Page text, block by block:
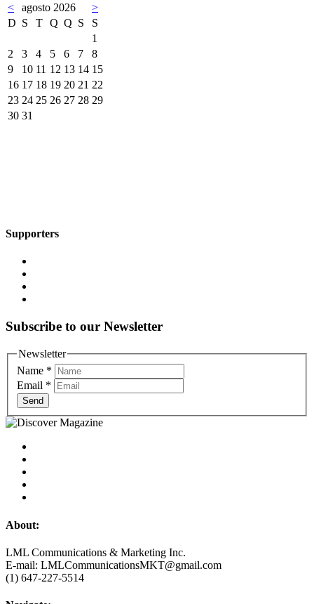
< agosto 2026
>
D S T Q Q S
S
1
2
3 4 5 6 7
8
9
10 11 12 13 14 15
16 17 18 19 20 21 22
23 24 25 26 27 28 29
30 31
Supporters
Subscribe to our Newsletter
Newsletter
Name *
Email *
Send
About:
LML Communications & Marketing Inc.
E-mail: LMLCommunicationsMKT@gmail.com
(1) 647-227-5514